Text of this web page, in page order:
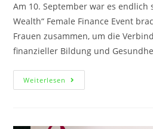
Am 10. September war es endlich
Wealth“ Female Finance Event
Frauen zusammen, um die
finanzieller Bildung und
Weiterlesen